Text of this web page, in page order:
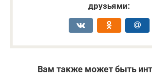
друзьями:
Вам также может быть